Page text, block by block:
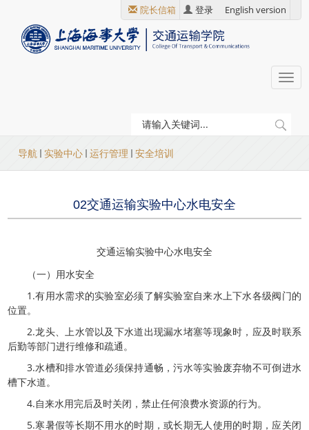
院长信箱 登录 English version
当
前
置
导航 实验中心 运行管理 安全培训
02交通运输实验中心水电安全
交通运输实验中心水电安全
（一）用水安全
1.有用水需求的实验室必须了解实验室自来水上下水各级阀门的
位置。
2.龙头、上水管以及下水道出现漏水堵塞等现象时，应及时联系
后勤等部门进行维修和疏通。
3.水槽和排水管道必须保持通畅，污水等实验废弃物不可倒进水
槽下水道。
4.自来水用完后及时关闭，禁止任何浪费水资源的行为。
5.寒暑假等长期不用水的时期，或长期无人使用的时期，应关闭